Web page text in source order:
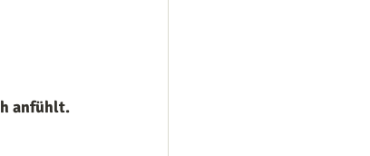
anfühlt.